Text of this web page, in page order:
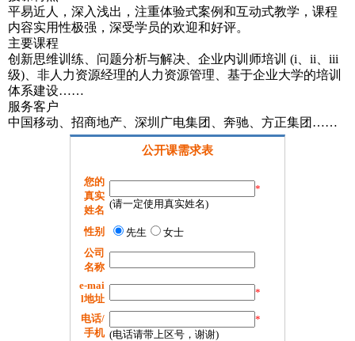
平易近人，深入浅出，注重体验式案例和互动式教学，课程
内容实用性极强，深受学员的欢迎和好评。
主要课程
创新思维训练、问题分析与解决、企业内训师培训 (i、ii、iii
级)、非人力资源经理的人力资源管理、基于企业大学的培训
体系建设……
服务客户
中国移动、招商地产、深圳广电集团、奔驰、方正集团……
公开课需求表
您的
真实
姓名
*
(请一定使用真实姓名)
性别 先生
女士
公司
名称
e-mai
l地址
*
电话/
手机
*
(电话请带上区号，谢谢)